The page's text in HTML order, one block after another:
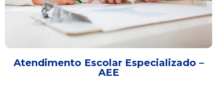
Atendimento Escolar Especializado –
AEE